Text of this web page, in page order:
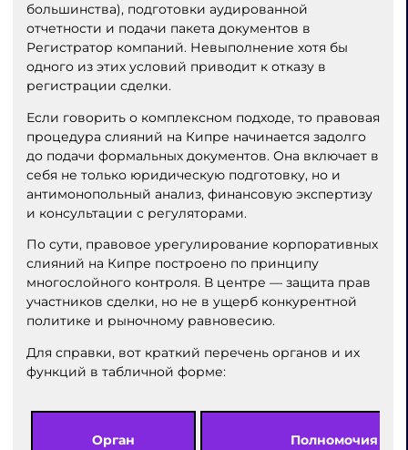
большинства), подготовки аудированной
отчетности и подачи пакета документов в
Регистратор компаний. Невыполнение хотя бы
одного из этих условий приводит к отказу в
регистрации сделки.
Если говорить о комплексном подходе, то правовая
процедура слияний на Кипре начинается задолго
до подачи формальных документов. Она включает в
себя не только юридическую подготовку, но и
антимонопольный анализ, финансовую экспертизу
и консультации с регуляторами.
По сути, правовое урегулирование корпоративных
слияний на Кипре построено по принципу
многослойного контроля. В центре — защита прав
участников сделки, но не в ущерб конкурентной
политике и рыночному равновесию.
Для справки, вот краткий перечень органов и их
функций в табличной форме:
Орган Полномочия в